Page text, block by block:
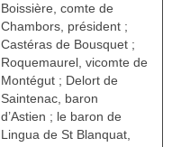
Boissière, comte de
Chambors, président ;
Castéras de Bousquet ;
Roquemaurel, vicomte de
Montégut ; Delort de
Saintenac, baron
d’Astien ; le baron de
Lingua de St Blanquat,